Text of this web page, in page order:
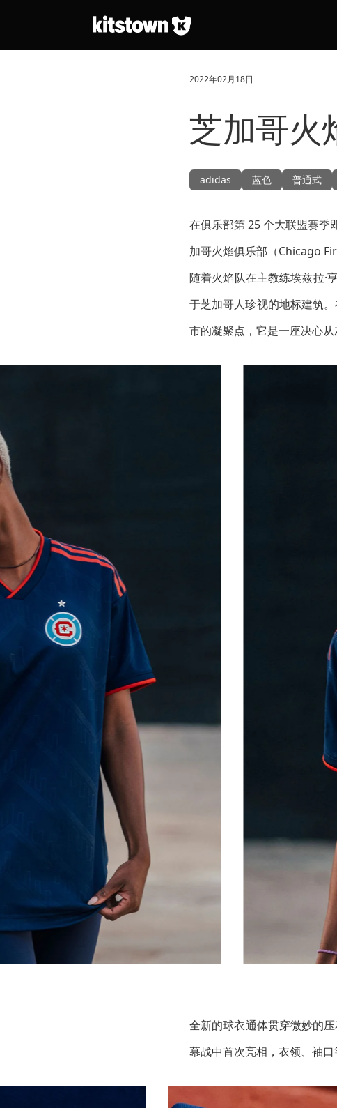
2022年02月18日
芝加哥火
adidas 蓝色 普通式
在俱乐部第 25 个大联盟赛季
加哥火焰俱乐部（Chicago
随着火焰队在主教练埃兹拉·
于芝加哥人珍视的地标建筑
市的凝聚点，它是一座决心从
全新的球衣通体贯穿微妙的
幕战中首次亮相，衣领、袖